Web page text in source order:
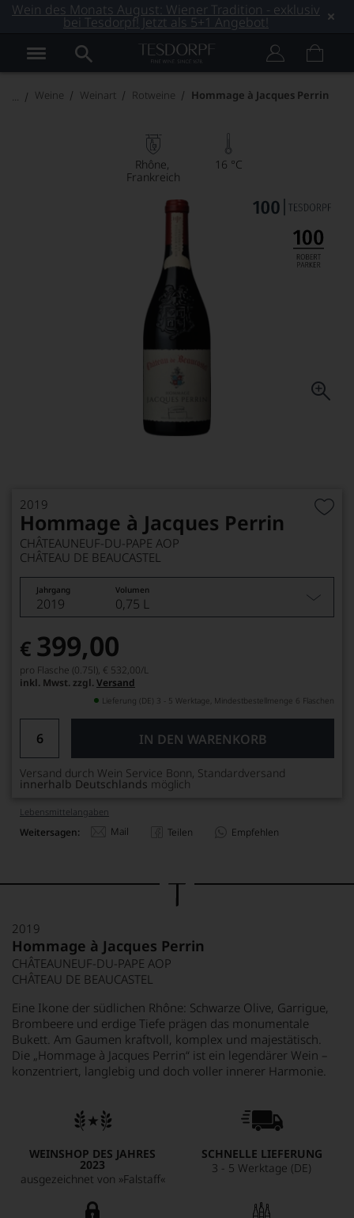
Wein des Monats August: Wiener Tradition - exklusiv
bei Tesdorpf! Jetzt als 5+1 Angebot!
Weine Weinart Rotweine Hommage à Jacques Perrin
Rhône
Frankreich
16 °C
2019
Hommage à Jacques Perrin
CHÂTEAUNEUF-DU-PAPE AOP
CHÂTEAU DE BEAUCASTEL
Jahrgang Volumen
2019 0,75 L
€ 399,00
pro Flasche (0.75l), € 532,00/L
inkl. Mwst. zzgl. Versand
Lieferung (DE) 3 - 5 Werktage, Mindestbestellmenge 6 Flaschen
IN DEN WARENKORB
Versand durch Wein Service Bonn, Standardversand
innerhalb Deutschlands möglich
Lebensmittel­angaben
Weitersagen: Mail Teilen Empfehlen
2019
Hommage à Jacques Perrin
CHÂTEAUNEUF-DU-PAPE AOP
CHÂTEAU DE BEAUCASTEL
Eine Ikone der südlichen Rhône: Schwarze Olive, Garrigue,
Brombeere und erdige Tiefe prägen das monumentale
Bukett. Am Gaumen kraftvoll, komplex und majestätisch.
Die „Hommage à Jacques Perrin“ ist ein legendärer Wein –
konzentriert, langlebig und doch voller innerer Harmonie.
WEINSHOP DES JAHRES
2023
ausgezeichnet von »Falstaff«
SCHNELLE LIEFERUNG
3 - 5 Werktage (DE)